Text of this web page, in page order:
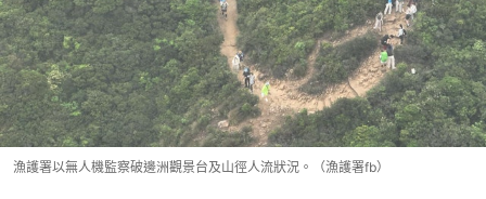
漁護署以無人機監察破邊洲觀景台及山徑人流狀況。（漁護署fb）